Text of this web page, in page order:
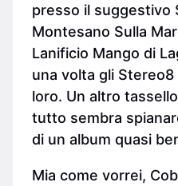
presso il suggestivo
Montesano Sulla
Lanificio Mango di
una volta gli
loro. Un altro
tutto sembra
di un album quasi
Mia come vorrei,